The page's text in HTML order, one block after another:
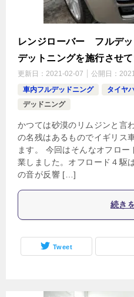
レンジローバー フルデ
デットニングを施行させて
更新日： 2021-02-07 公開日：
車内フルデッドニング
タイヤ
デッドニング
かつては砂漠のリムジンと言
の名残はあるものでイギリス
ます。 今回はそんなオフロ
業しました。オフロード４駆
の音が反響 […]
続き
Tweet